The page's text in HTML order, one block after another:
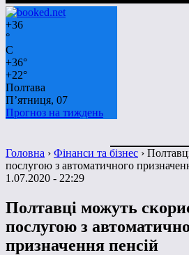
+36
°
C
+36°
+22°
Полтава
П’ятниця, 07
Прогноз на тиждень
Головна › Фінанси та бізнес ›
послугою з автоматичного
1.07.2020 - 22:29
Полтавці можуть
послугою з
призначення пенсій